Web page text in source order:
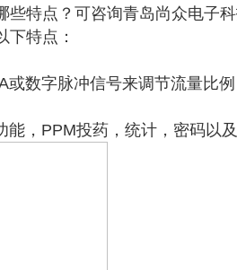
些特点？可咨询青岛尚众电子科
下特点：
数字脉冲信号来调节流量比例
，PPM投药，统计，密码以及